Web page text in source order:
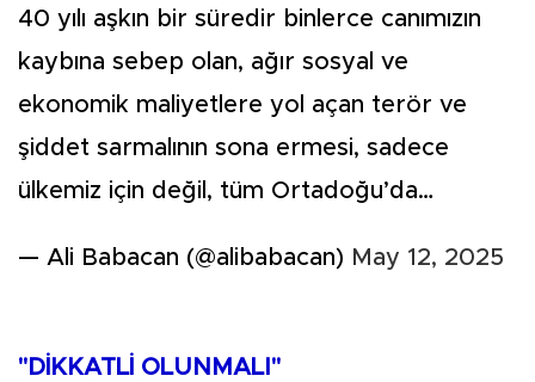
40 yılı aşkın bir süredir binlerce canımızın
kaybına sebep olan, ağır sosyal ve
ekonomik maliyetlere yol açan terör ve
şiddet sarmalının sona ermesi, sadece
ülkemiz için değil, tüm Ortadoğu’da…
— Ali Babacan (@alibabacan) May 12, 2025
"DİKKATLİ OLUNMALI"